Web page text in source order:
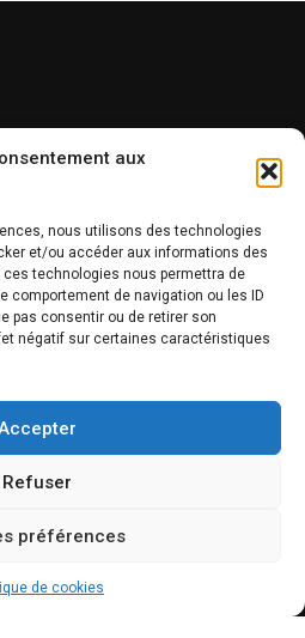
aux
nous utilisons des technologies
et/ou accéder aux informations des
technologies nous permettra de
comportement de navigation ou les ID
pas consentir ou de retirer son
négatif sur certaines caractéristiques
Refuser
préférences
de cookies